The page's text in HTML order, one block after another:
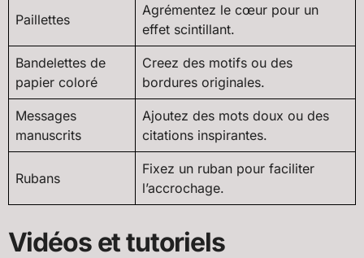
Paillettes
Agrémentez le cœur pour un
effet scintillant.
Bandelettes de
papier coloré
Creez des motifs ou des
bordures originales.
Messages
manuscrits
Ajoutez des mots doux ou des
citations inspirantes.
Rubans
Fixez un ruban pour faciliter
l’accrochage.
Vidéos et tutoriels